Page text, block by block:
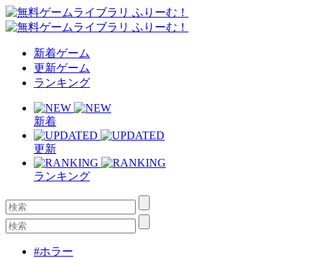
新着ゲーム
更新ゲーム
ランキング
新着
更新
ランキング
#ホラー